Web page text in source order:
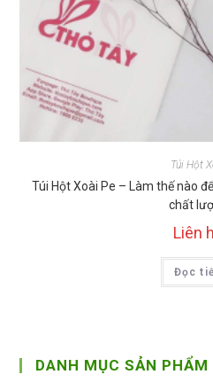
Túi Hột
Túi Hột Xoài Pe – Làm thế nào
chất
Liên
Đọc
DANH MỤC SẢN PHẨM